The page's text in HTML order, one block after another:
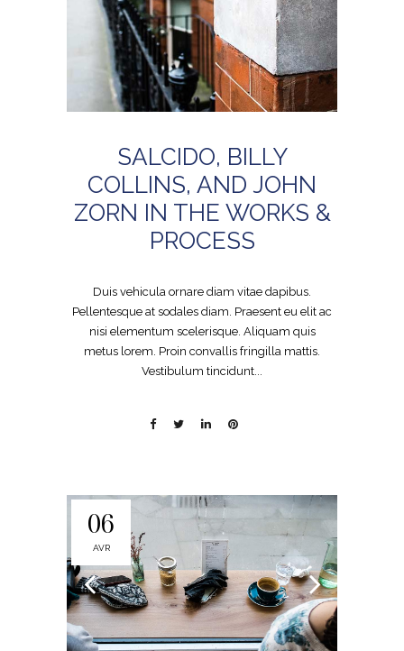
SALCIDO, BILLY
COLLINS, AND JOHN
ZORN IN THE WORKS &
PROCESS
Duis vehicula ornare diam vitae dapibus.
Pellentesque at sodales diam. Praesent eu elit ac
nisi elementum scelerisque. Aliquam quis
metus lorem. Proin convallis fringilla mattis.
Vestibulum tincidunt...
06
AVR